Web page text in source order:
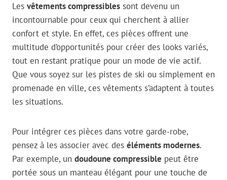
Les vêtements compressibles sont devenu un
incontournable pour ceux qui cherchent à allier
confort et style. En effet, ces pièces offrent une
multitude d’opportunités pour créer des looks variés,
tout en restant pratique pour un mode de vie actif.
Que vous soyez sur les pistes de ski ou simplement en
promenade en ville, ces vêtements s’adaptent à toutes
les situations.
Pour intégrer ces pièces dans votre garde-robe,
pensez à les associer avec des éléments modernes.
Par exemple, un doudoune compressible peut être
portée sous un manteau élégant pour une touche de